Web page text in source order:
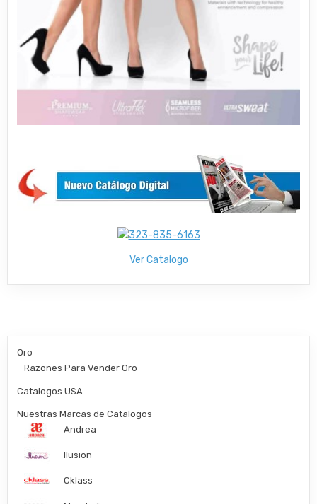
Ver Catalogo
Oro
Razones Para Vender Oro
Catalogos USA
Nuestras Marcas de Catalogos
Andrea
Ilusion
Cklass